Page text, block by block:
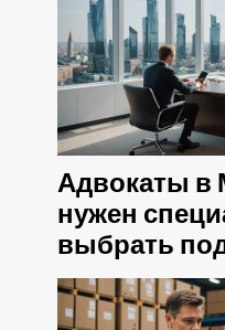
Адвокаты в
нужен
выбрать